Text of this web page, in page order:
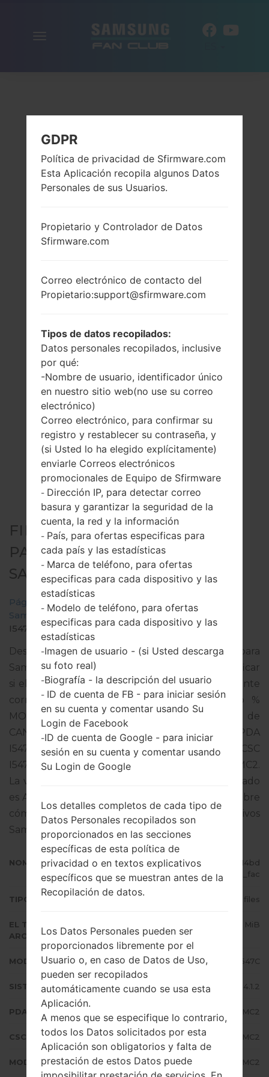
FIRMWARE OFICIAL #25639
PARA SGH-I547C -
SAMSUNGGALAXY RUGBY LTE
Página principal → Galaxy Rugby LTE
→
SamsungSGH-I547C
→
SGH-
I547C_1_20151022134727_14bdkkbpmn_fac.zip
Descargue la última actualización de firmware para
Samsung Galaxy Rugby LTE, pero no olvide verificar
si el número de modelo de su teléfono inteligente
corresponde al número de modelo indicado %
MODEL%. El código del firmware es BMC de
CANADA. El producto viene con la versión PDA
I547CVLUAMC2 y la versión CSC
I547COYAAMC2,Versión de MODEM I547CVLAMC2.
La versión del sistema operativo del firmware dado
es Android Jelly Bean 4.1.2. Tutorial completo sobre
cómo actualizar el firmware oficial en dispositivos
Samsung aquí
NOMBRE DE ARCHIVO
SGH-I547C_1_20151022134727_14bd
kkbpmn_fac
TIPO DE FIRMWARE 4 files
EL TAMAÑO DEL
ARCHIVO
720.38 MiB
MODELO Samsung SGH-I547C
SISTEMA OPERATIVO Android Jelly Bean 4.1.2
PDA/AP VERSIÓN I547CVLUAMC2
CSC VERSIÓN I547COYAAMC2
MODEM/CP VERSIÓN I547CVLAMC2
GDPR
Política de privacidad de Sfirmware.com
Esta Aplicación recopila algunos Datos
Personales de sus Usuarios.
Propietario y Controlador de Datos
Sfirmware.com
Correo electrónico de contacto del
Propietario:support@sfirmware.com
Tipos de datos recopilados:
Datos personales recopilados, inclusive
por qué:
-Nombre de usuario, identificador único
en nuestro sitio web(no use su correo
electrónico)
Correo electrónico, para confirmar su
registro y restablecer su contraseña, y
(si Usted lo ha elegido explícitamente)
enviarle Correos electrónicos
promocionales de Equipo de Sfirmware
- Dirección IP, para detectar correo
basura y garantizar la seguridad de la
cuenta, la red y la información
- País, para ofertas especificas para
cada país y las estadísticas
- Marca de teléfono, para ofertas
especificas para cada dispositivo y las
estadísticas
- Modelo de teléfono, para ofertas
especificas para cada dispositivo y las
estadísticas
-Imagen de usuario - (si Usted descarga
su foto real)
-Biografía - la descripción del usuario
- ID de cuenta de FB - para iniciar sesión
en su cuenta y comentar usando Su
Login de Facebook
-ID de cuenta de Google - para iniciar
sesión en su cuenta y comentar usando
Su Login de Google
Los detalles completos de cada tipo de
Datos Personales recopilados son
proporcionados en las secciones
específicas de esta política de
privacidad o en textos explicativos
específicos que se muestran antes de la
Recopilación de datos.
Los Datos Personales pueden ser
proporcionados libremente por el
Usuario o, en caso de Datos de Uso,
pueden ser recopilados
automáticamente cuando se usa esta
Aplicación.
A menos que se especifique lo contrario,
todos los Datos solicitados por esta
Aplicación son obligatorios y falta de
prestación de estos Datos puede